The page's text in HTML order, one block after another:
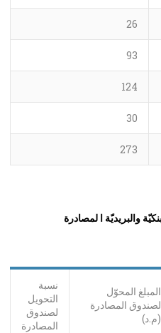
26
93
124
30
273
المبلغ المحوّل
لصندوق المصادرة
(م.د)
نسبة
التحويل
لصندوق
المصادرة